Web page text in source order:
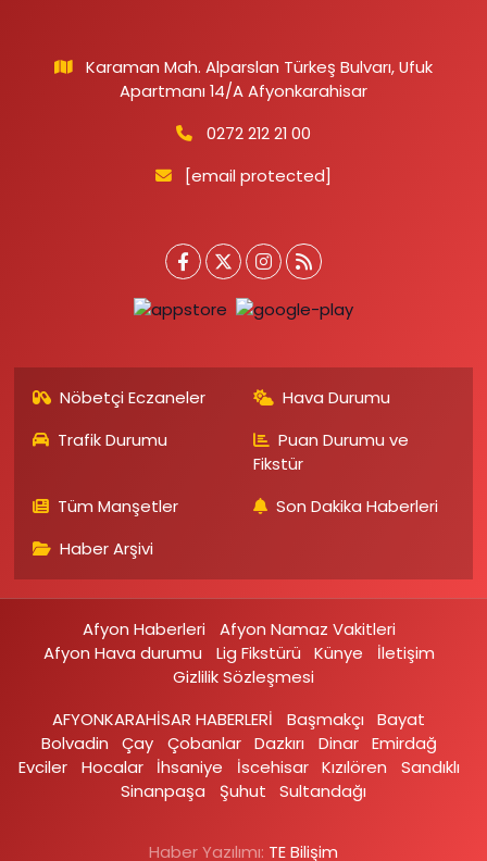
Karaman Mah. Alparslan Türkeş Bulvarı, Ufuk
Apartmanı 14/A Afyonkarahisar
0272 212 21 00
[email protected]
Nöbetçi Eczaneler
Hava Durumu
Trafik Durumu
Puan Durumu ve
Fikstür
Tüm Manşetler
Son Dakika Haberleri
Haber Arşivi
Afyon Haberleri
Afyon Namaz Vakitleri
Afyon Hava durumu
Lig Fikstürü Künye
İletişim
Gizlilik Sözleşmesi
AFYONKARAHİSAR HABERLERİ
Başmakçı
Bayat
Bolvadin
Çay Çobanlar Dazkırı Dinar Emirdağ‎
Evciler‎
Hocalar İhsaniye‎ İscehisar Kızılören‎
Sandıklı‎
Sinanpaşa
Şuhut Sultandağı
Haber Yazılımı: TE Bilişim